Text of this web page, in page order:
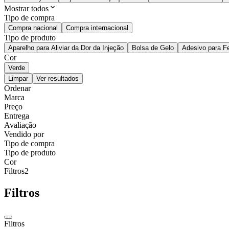
Mostrar todos
Tipo de compra
Compra nacional Compra internacional
Tipo de produto
Aparelho para Aliviar da Dor da Injeção Bolsa de Gelo Adesivo para
Cor
Verde
Limpar
Ver resultados
Ordenar
Marca
Preço
Entrega
Avaliação
Vendido por
Tipo de compra
Tipo de produto
Cor
Filtros2
Filtros
Filtros